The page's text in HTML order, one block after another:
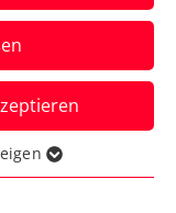
geht das
weiter. Mit